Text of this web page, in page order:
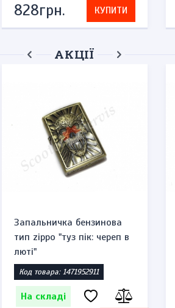
828грн. КУПИТИ
АКЦІЇ
Запальничка бензинова
тип zippo "туз пік: череп в
люті"
Код товара: 1471952911
На складі